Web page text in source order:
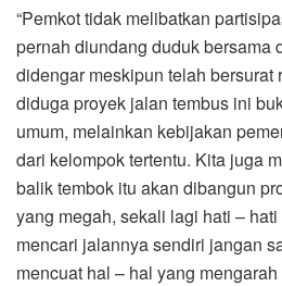
“Pemkot tidak melibatkan
pernah diundang duduk bersama
didengar meskipun telah bersurat
diduga proyek jalan tembus ini
umum, melainkan kebijakan
dari kelompok tertentu. Kita juga
balik tembok itu akan dibangun
yang megah, sekali lagi hati –
mencari jalannya sendiri jangan
mencuat hal – hal yang